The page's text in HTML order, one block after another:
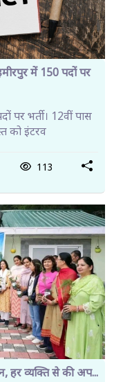
में 150 पदों पर
भर्ती। 12वीं पास
को इंटरव
113
हर व्यक्ति से की अप...